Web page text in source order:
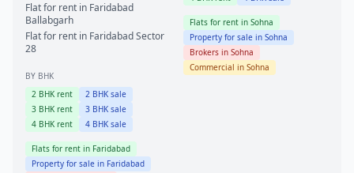
Flat for rent in Faridabad
Ballabgarh
Flat for rent in FaridabadSector
28
BY BHK
2 BHK rent 2 BHK sale
3 BHK rent 3 BHK sale
4 BHK rent 4 BHK sale
Flats for rent in Faridabad
Property for sale in Faridabad
Flats for rent in Sohna
Property for sale in Sohna
Brokers in Sohna
Commercial in Sohna